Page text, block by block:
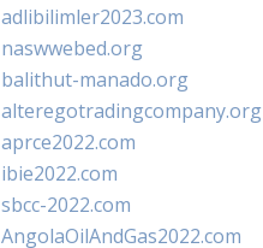
adlibilimler2023.com
naswwebed.org
balithut-manado.org
alteregotradingcompany.org
aprce2022.com
ibie2022.com
sbcc-2022.com
AngolaOilAndGas2022.com